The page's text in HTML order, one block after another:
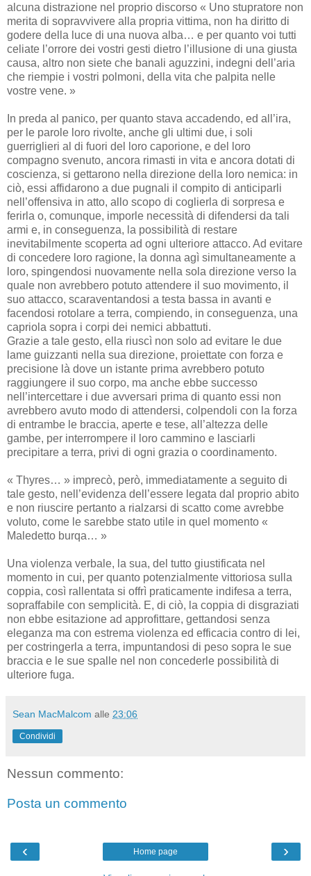
alcuna distrazione nel proprio discorso « Uno stupratore non
merita di sopravvivere alla propria vittima, non ha diritto di
godere della luce di una nuova alba… e per quanto voi tutti
celiate l’orrore dei vostri gesti dietro l’illusione di una giusta
causa, altro non siete che banali aguzzini, indegni dell’aria
che riempie i vostri polmoni, della vita che palpita nelle
vostre vene. »
In preda al panico, per quanto stava accadendo, ed all’ira,
per le parole loro rivolte, anche gli ultimi due, i soli
guerriglieri al di fuori del loro caporione, e del loro
compagno svenuto, ancora rimasti in vita e ancora dotati di
coscienza, si gettarono nella direzione della loro nemica: in
ciò, essi affidarono a due pugnali il compito di anticiparli
nell’offensiva in atto, allo scopo di coglierla di sorpresa e
ferirla o, comunque, imporle necessità di difendersi da tali
armi e, in conseguenza, la possibilità di restare
inevitabilmente scoperta ad ogni ulteriore attacco. Ad evitare
di concedere loro ragione, la donna agì simultaneamente a
loro, spingendosi nuovamente nella sola direzione verso la
quale non avrebbero potuto attendere il suo movimento, il
suo attacco, scaraventandosi a testa bassa in avanti e
facendosi rotolare a terra, compiendo, in conseguenza, una
capriola sopra i corpi dei nemici abbattuti.
Grazie a tale gesto, ella riuscì non solo ad evitare le due
lame guizzanti nella sua direzione, proiettate con forza e
precisione là dove un istante prima avrebbero potuto
raggiungere il suo corpo, ma anche ebbe successo
nell’intercettare i due avversari prima di quanto essi non
avrebbero avuto modo di attendersi, colpendoli con la forza
di entrambe le braccia, aperte e tese, all’altezza delle
gambe, per interrompere il loro cammino e lasciarli
precipitare a terra, privi di ogni grazia o coordinamento.
« Thyres… » imprecò, però, immediatamente a seguito di
tale gesto, nell’evidenza dell’essere legata dal proprio abito
e non riuscire pertanto a rialzarsi di scatto come avrebbe
voluto, come le sarebbe stato utile in quel momento «
Maledetto burqa… »
Una violenza verbale, la sua, del tutto giustificata nel
momento in cui, per quanto potenzialmente vittoriosa sulla
coppia, così rallentata si offrì praticamente indifesa a terra,
sopraffabile con semplicità. E, di ciò, la coppia di disgraziati
non ebbe esitazione ad approfittare, gettandosi senza
eleganza ma con estrema violenza ed efficacia contro di lei,
per costringerla a terra, impuntandosi di peso sopra le sue
braccia e le sue spalle nel non concederle possibilità di
ulteriore fuga.
Sean MacMalcom alle 23:06
Condividi
Nessun commento:
Posta un commento
‹ ›
Home page